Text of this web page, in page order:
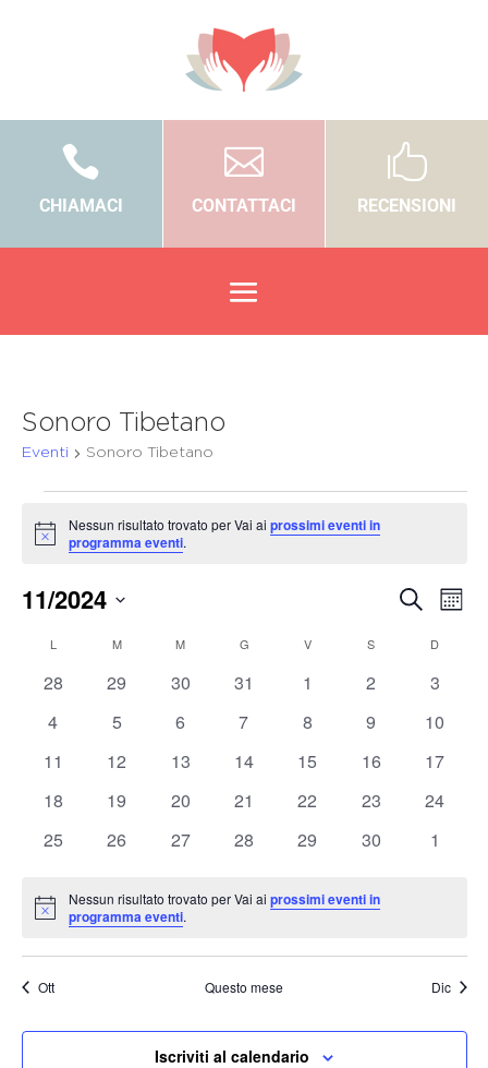

CHIAMACI

CONTATTACI

RECENSIONI
Sonoro Tibetano
Eventi Sonoro Tibetano
Notice
Nessun risultato trovato per Vai aiprossimi eventi in
programma eventi.
Eventi
viste
Cerca
Mese
11/2024
Calendario
di
L MMARTEDÌ M MERCOLEDÌ
G VVENERDÌ S D
0
28
0
29
0
30
0
31
0
1
0
2
0
3
0
4
0
5
0
6
0
7
0
8
0
9
0
10
0
11
0
12
0
13
0
14
0
15
0
16
0
17
0
18
0
19
0
20
0
21
0
22
0
23
0
24
0
25
0
26
0
27
0
28
0
29
0
30
0
1
Notice
Nessun risultato trovato per Vai aiprossimi eventi in
programma eventi.
Ott Questo mese Dic
Iscriviti al calendario